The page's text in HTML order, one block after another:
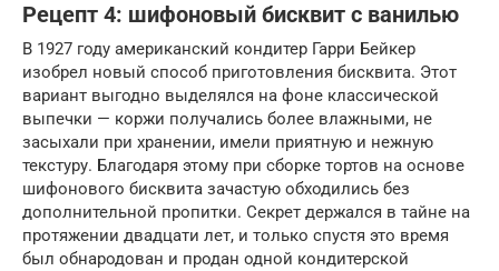
Рецепт 4: шифоновый бисквит с ванилью
В 1927 году американский кондитер Гарри Бейкер
изобрел новый способ приготовления бисквита. Этот
вариант выгодно выделялся на фоне классической
выпечки — коржи получались более влажными, не
засыхали при хранении, имели приятную и нежную
текстуру. Благодаря этому при сборке тортов на основе
шифонового бисквита зачастую обходились без
дополнительной пропитки. Секрет держался в тайне на
протяжении двадцати лет, и только спустя это время
был обнародован и продан одной кондитерской